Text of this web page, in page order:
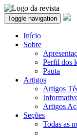
Toggle navigation
Início
Sobre
Perfil dos
Pauta
Artigos
Artigos
Artigos
Seções
Todas as